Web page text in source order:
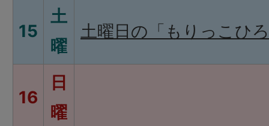
15
土
曜
土曜日の「もりっこひ
16
日
曜